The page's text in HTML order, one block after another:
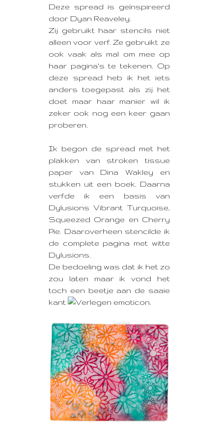
Deze spread is geïnspireerd
door Dyan Reaveley.
Zij gebruikt haar stencils niet
alleen voor verf. Ze gebruikt ze
ook vaak als mal om mee op
haar pagina's te tekenen. Op
deze spread heb ik het iets
anders toegepast als zij het
doet maar haar manier wil ik
zeker ook nog een keer gaan
proberen.
Ik begon de spread met het
plakken van stroken tissue
paper van Dina Wakley en
stukken uit een boek. Daarna
verfde ik een basis van
Dylusions Vibrant Turquoise,
Squeezed Orange en Cherry
Pie. Daaroverheen stencilde ik
de complete pagina met witte
Dylusions.
De bedoeling was dat ik het zo
zou laten maar ik vond het
toch een beetje aan de saaie
kant